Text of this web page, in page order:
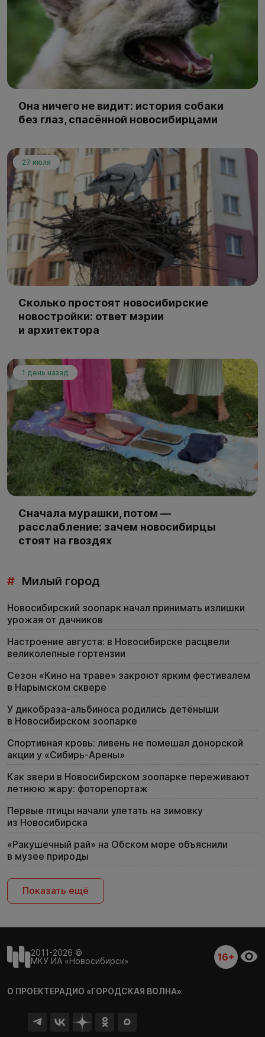
Она ничего не видит: история собаки
без глаз, спасённой новосибирцами
27 июля
Сколько простоят новосибирские
новостройки: ответ мэрии
и архитектора
1 день назад
Сначала мурашки, потом —
расслабление: зачем новосибирцы
стоят на гвоздях
# Милый город
Новосибирский зоопарк начал принимать излишки
урожая от дачников
Настроение августа: в Новосибирске расцвели
великолепные гортензии
Сезон «Кино на траве» закроют ярким фестивалем
в Нарымском сквере
У дикобраза-альбиноса родились детёныши
в Новосибирском зоопарке
Спортивная кровь: ливень не помешал донорской
акции у «Сибирь-Арены»
Как звери в Новосибирском зоопарке переживают
летнюю жару: фоторепортаж
Первые птицы начали улетать на зимовку
из Новосибирска
«Ракушечный рай» на Обском море объяснили
в музее природы
Показать ещё
2011-2026 ©
МКУ ИА «Новосибирск»
16+
О ПРОЕКТЕРАДИО «ГОРОДСКАЯ ВОЛНА»